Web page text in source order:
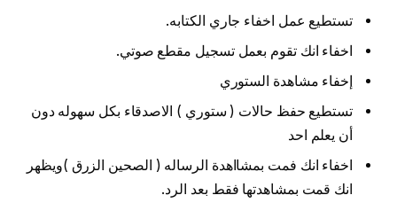
تستطيع عمل اخفاء جاري الكتابه.
اخفاء انك تقوم بعمل تسجيل مقطع صوتي.
إخفاء مشاهدة الستوري
تستطيع حفظ حالات ( ستوري ) الاصدقاء بكل سهوله دون
أن يعلم احد
اخفاء انك فمت بمشااهدة الرساله ( الصحين الزرق )ويظهر
انك قمت بمشاهدتها فقط بعد الرد.